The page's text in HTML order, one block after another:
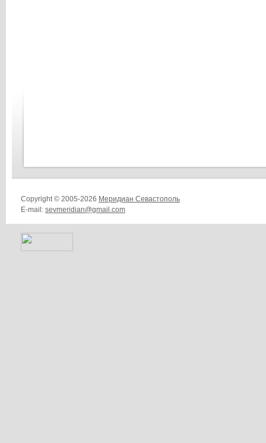
Copyright © 2005-2026 Меридиан Севастополь
E-mail: sevmeridian@gmail.com